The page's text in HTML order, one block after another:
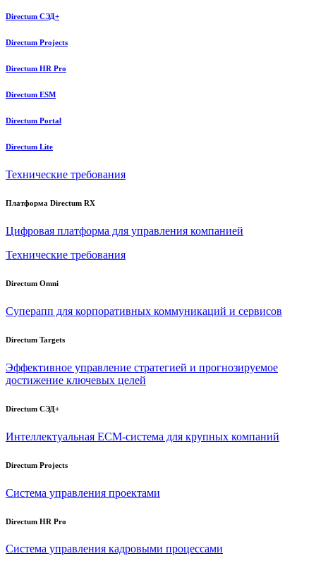
Directum СЭД+
Directum Projects
Directum HR Pro
Directum ESM
Directum Portal
Directum Lite
Технические требования
Платформа Directum RX
Цифровая платформа для управления компанией
Технические требования
Directum Omni
Суперапп для корпоративных коммуникаций и сервисов
Directum Targets
Эффективное управление стратегией и прогнозируемое
достижение ключевых целей
Directum СЭД+
Интеллектуальная ECM-система для крупных компаний
Directum Projects
Система управления проектами
Directum HR Pro
Система управления кадровыми процессами